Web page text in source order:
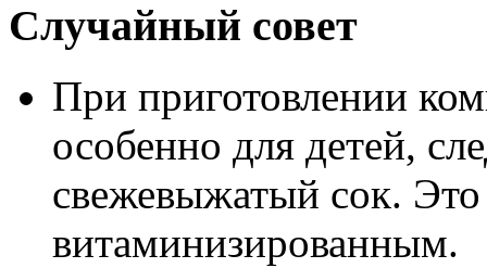
Случайный совет
При приготовлении
особенно для детей,
свежевыжатый сок. Это
витаминизированным.